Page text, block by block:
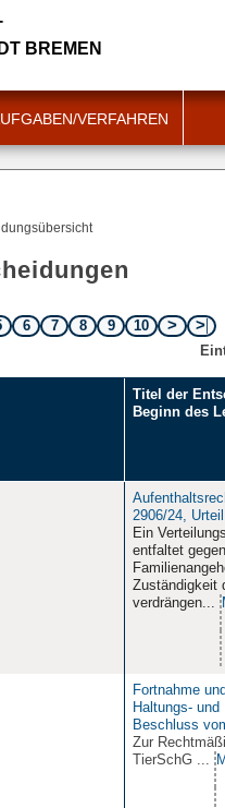
BREMEN
VERFAHREN
6 7 8 9
10
Titel der
Beginn des
2906/24,
Ein
entfaltet
Zuständigkeit
verdrängen...
Fortnahme
Haltungs-
Beschluss
Zur
TierSchG ...